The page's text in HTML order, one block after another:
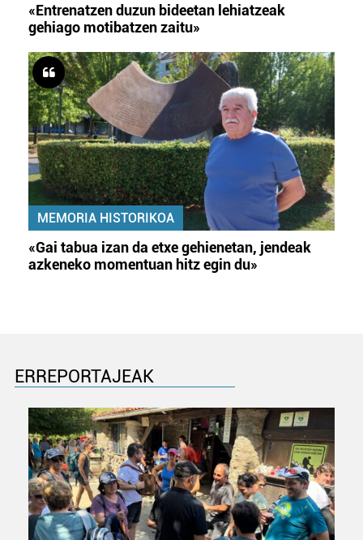
«Entrenatzen duzun bideetan lehiatzeak
gehiago motibatzen zaitu»
MEMORIA HISTORIKOA
«Gai tabua izan da etxe gehienetan, jendeak
azkeneko momentuan hitz egin du»
ERREPORTAJEAK